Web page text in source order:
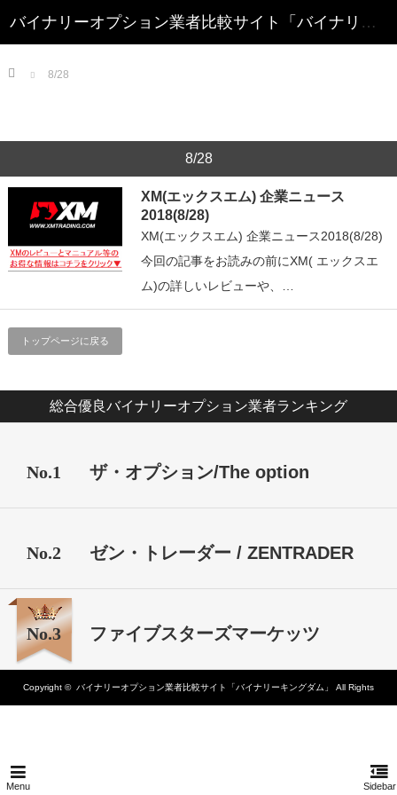
Menu Sidebar
Home 8/28
8/28
XM(エックスエム) 企業ニュース
2018(8/28)
XM(エックスエム) 企業ニュース2018(8/28)
今回の記事をお読みの前にXM( エックスエ
ム)の詳しいレビューや、…
トップページに戻る
総合優良バイナリーオプション業者ランキング
No.1 ザ・オプション/The option
No.2 ゼン・トレーダー / ZENTRADER
No.3 ファイブスターズマーケッツ
Copyright © バイナリーオプション業者比較サイト「バイナリーキングダム」 All Rights